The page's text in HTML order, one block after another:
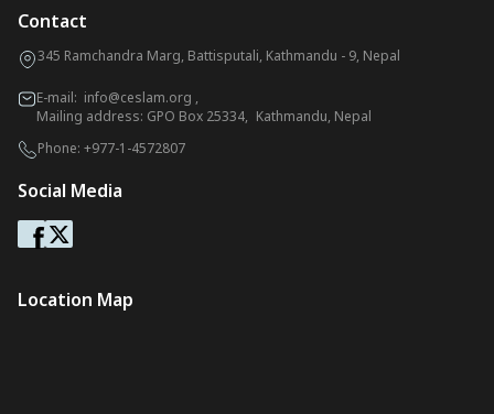
Contact
345 Ramchandra Marg, Battisputali, Kathmandu - 9, Nepal
E-mail: info@ceslam.org ,
Mailing address: GPO Box 25334, Kathmandu, Nepal
Phone: +977-1-4572807
Social Media
Location Map